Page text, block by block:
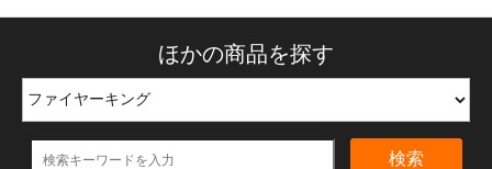
ほかの商品を探す
検索